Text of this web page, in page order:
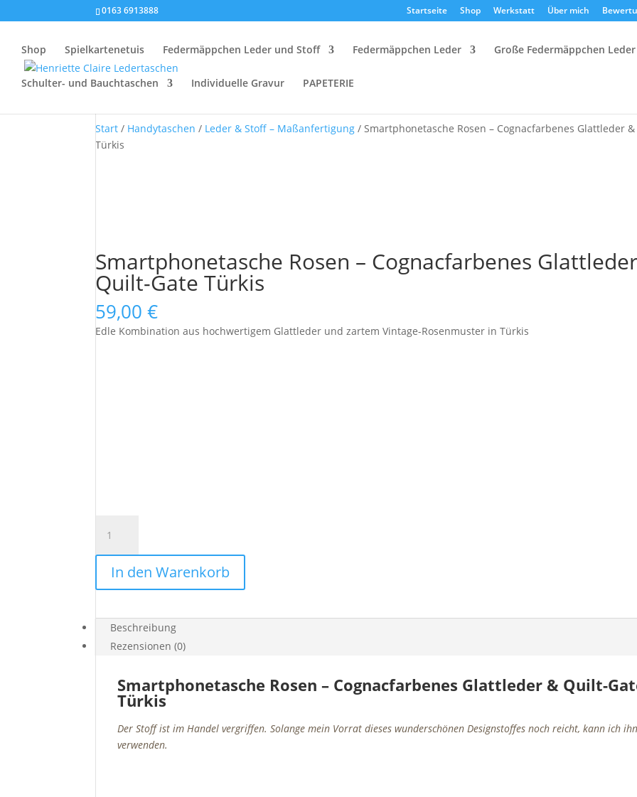
0163 6913888 Startseite Shop Werkstatt Über mich
Shop Spielkartenetuis Federmäppchen Leder und Stoff Federmäppchen Leder Große Federmäppchen Leder
Schulter- und Bauchtaschen Individuelle Gravur PAPETERIE
Start / Handytaschen / Leder & Stoff – Maßanfertigung / Smartphonetasche Rosen – Cognacfarbenes Glattleder
Türkis
Smartphonetasche Rosen – Cognacfarbenes
Quilt-Gate Türkis
59,00€
Edle Kombination aus hochwertigem Glattleder und zartem Vintage-Rosenmuster in Türkis
Rosen
–
Cognacfarbenes
Glattleder
Quilt-
Türkis
In den Warenkorb
Beschreibung
Rezensionen (0)
Smartphonetasche Rosen – Cognacfarbenes Glattleder & Quilt-
Türkis
Der Stoff ist im Handel vergriffen. Solange mein Vorrat dieses wunderschönen Designstoffes noch reicht, kann ich
verwenden.